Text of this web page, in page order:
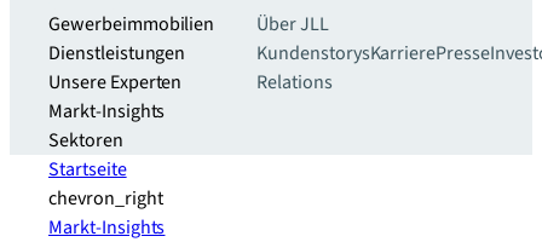
Gewerbeimmobilien
Dienstleistungen
Unsere Experten
Markt-Insights
Sektoren​
Über JLL
KundenstorysKarrierePresse
Relations
Startseite
chevron_right
Markt-Insights